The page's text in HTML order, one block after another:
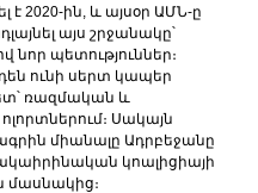
է 2020-ին, և այսօր ԱՄՆ-ը
այս շրջանակը՝
նոր պետություններ։
ունի սերտ կապեր
ռազմական և
Սակայն
միանալը Ադրբեջանը
կոալիցիայի
մասնակից։